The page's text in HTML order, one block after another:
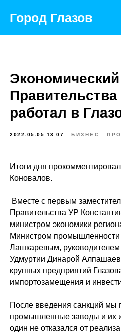
Город Глазов
работал в
2022-05-05 13:07 БИЗНЕС
Итоги дня
Коновалов.
Вместе с первым
Правительства УР
министром экономики
Министром промышленности
Лашкаревым,
Удмуртии Динарой
крупных предприятий
импортозамещения и
После введения санкций мы
промышленные заводы и их
один не отказался от